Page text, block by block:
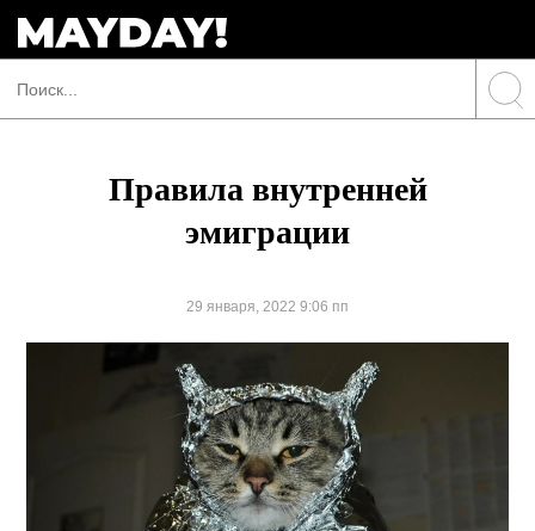
Правила внутренней
эмиграции
29 января, 2022 9:06 пп